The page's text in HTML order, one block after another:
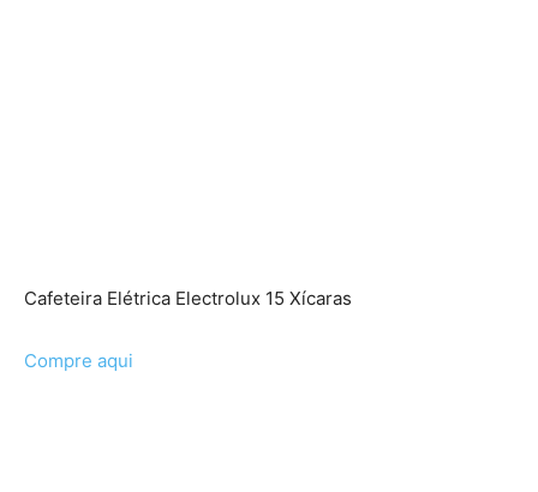
Cafeteira Elétrica Electrolux 15 Xícaras
Compre aqui